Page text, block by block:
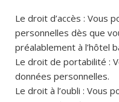
Le droit d’accès : Vous
personnelles dès que
préalablement à l’hôtel
Le droit de portabilité :
données personnelles.
Le droit à l’oubli : Vous